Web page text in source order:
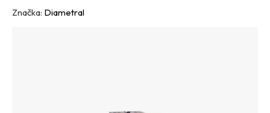
Značka: Diametral